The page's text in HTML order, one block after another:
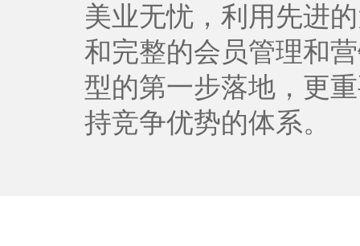
美业无忧，利用先进
和完整的会员管理和
型的第一步落地，更
持竞争优势的体系。